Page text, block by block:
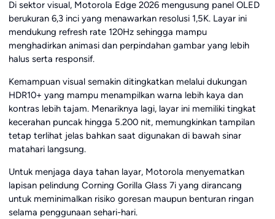
Di sektor visual, Motorola Edge 2026 mengusung panel OLED
berukuran 6,3 inci yang menawarkan resolusi 1,5K. Layar ini
mendukung refresh rate 120Hz sehingga mampu
menghadirkan animasi dan perpindahan gambar yang lebih
halus serta responsif.
Kemampuan visual semakin ditingkatkan melalui dukungan
HDR10+ yang mampu menampilkan warna lebih kaya dan
kontras lebih tajam. Menariknya lagi, layar ini memiliki tingkat
kecerahan puncak hingga 5.200 nit, memungkinkan tampilan
tetap terlihat jelas bahkan saat digunakan di bawah sinar
matahari langsung.
Untuk menjaga daya tahan layar, Motorola menyematkan
lapisan pelindung Corning Gorilla Glass 7i yang dirancang
untuk meminimalkan risiko goresan maupun benturan ringan
selama penggunaan sehari-hari.